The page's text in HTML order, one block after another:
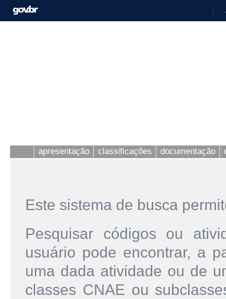
apresentação classificações documentação
Este sistema de busca
Pesquisar códigos ou
usuário pode encontrar, a
uma dada atividade ou de
classes CNAE ou